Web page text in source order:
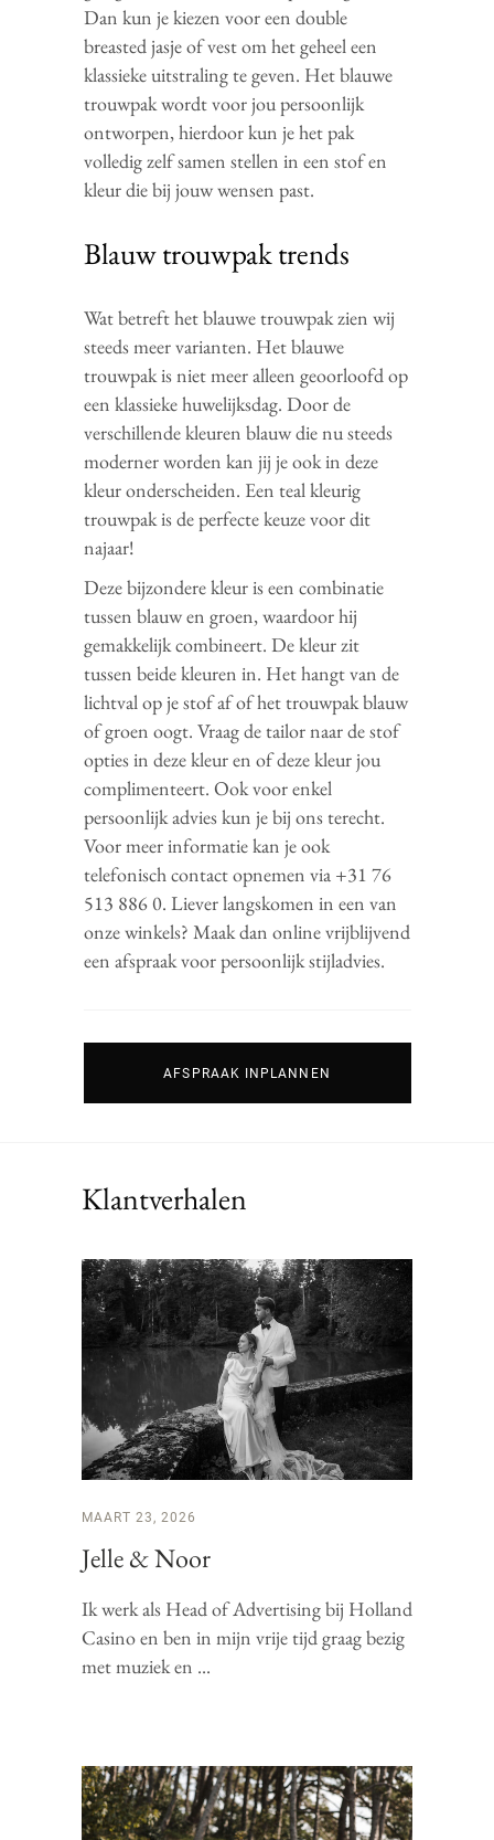
Dan kun je kiezen voor een double
breasted jasje of vest om het geheel een
klassieke uitstraling te geven. Het blauwe
trouwpak wordt voor jou persoonlijk
ontworpen, hierdoor kun je het pak
volledig zelf samen stellen in een stof en
kleur die bij jouw wensen past.
Blauw trouwpak trends
Wat betreft het blauwe trouwpak zien wij
steeds meer varianten. Het blauwe
trouwpak is niet meer alleen geoorloofd op
een klassieke huwelijksdag. Door de
verschillende kleuren blauw die nu steeds
moderner worden kan jij je ook in deze
kleur onderscheiden. Een teal kleurig
trouwpak is de perfecte keuze voor dit
najaar!
Deze bijzondere kleur is een combinatie
tussen blauw en groen, waardoor hij
gemakkelijk combineert. De kleur zit
tussen beide kleuren in. Het hangt van de
lichtval op je stof af of het trouwpak blauw
of groen oogt. Vraag de tailor naar de stof
opties in deze kleur en of deze kleur jou
complimenteert. Ook voor enkel
persoonlijk advies kun je bij ons terecht.
Voor meer informatie kan je ook
telefonisch contact opnemen via +31 76
513 886 0. Liever langskomen in een van
onze winkels? Maak dan online vrijblijvend
een afspraak voor persoonlijk stijladvies.
AFSPRAAK INPLANNEN
Klantverhalen
MAART 23, 2026
Jelle & Noor
Ik werk als Head of Advertising bij Holland
Casino en ben in mijn vrije tijd graag bezig
met muziek en